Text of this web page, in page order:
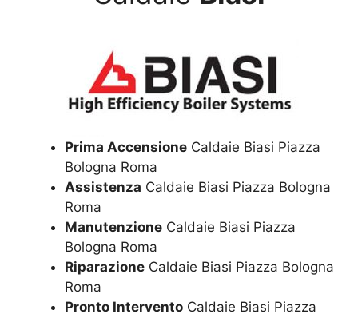
Prima Accensione Caldaie Biasi Piazza
Bologna Roma
Assistenza Caldaie Biasi Piazza Bologna
Roma
Manutenzione Caldaie Biasi Piazza
Bologna Roma
Riparazione Caldaie Biasi Piazza Bologna
Roma
Pronto Intervento Caldaie Biasi Piazza